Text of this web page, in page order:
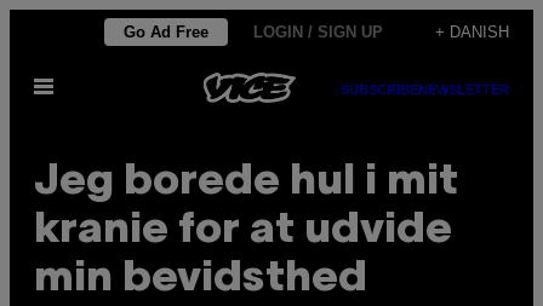
indhold
Go Ad Free LOGIN / SIGN UP + DANISH
Åbn
SUBSCRIBENEWSLETTER
Jeg borede hul i mit
kranie for at udvide
min bevidsthed